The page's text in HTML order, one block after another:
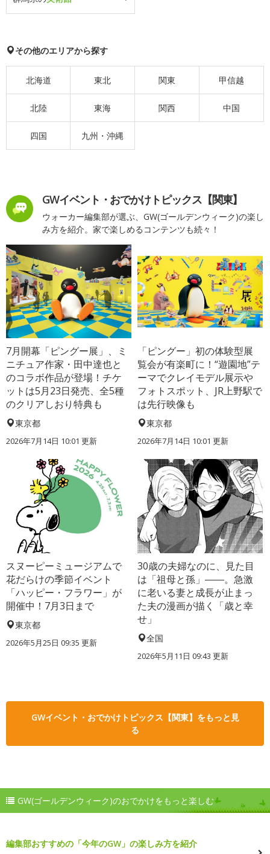
その他のエリアから探す
北海道 東北 関東 甲信越
北陸 東海 関西 中国
四国 九州・沖縄
GWイベント・おでかけトピックス【関東】
ウォーカー編集部が選ぶ、GW(ゴールデンウィーク)の楽し
み方を紹介。家で楽しめるコンテンツも続々！
7月開幕「ピングー展」、ミ
ニチュア作家・田中達也と
のコラボ作品が登場！チケ
ットは5月23日発売、全5種
のクリアしおり特典も
東京都
2026年7月14日 10:01 更新
「ピングー」初の体験型展
覧会が有楽町に！“遊園地”テ
ーマでクレイモデル展示や
フォトスポット、JR上野駅で
は先行映像も
東京都
2026年7月14日 10:01 更新
スヌーピーミュージアムで
花だらけの季節イベント
「ハッピー・フラワー」が
開催中！7月3日まで
東京都
2026年5月25日 09:35 更新
30歳の夫婦なのに、見た目
は「祖母と孫」――。急激
に老いる妻と成長が止まっ
た夫の漫画が描く「歳と幸
せ」
全国
2026年5月11日 09:43 更新
GWイベント・おでかけトピックス【関東】をもっと見
る
GW(ゴールデンウィーク)のおでかけをもっと楽しむ
編集部おすすめの「今年のGW」の楽しみ方を紹介